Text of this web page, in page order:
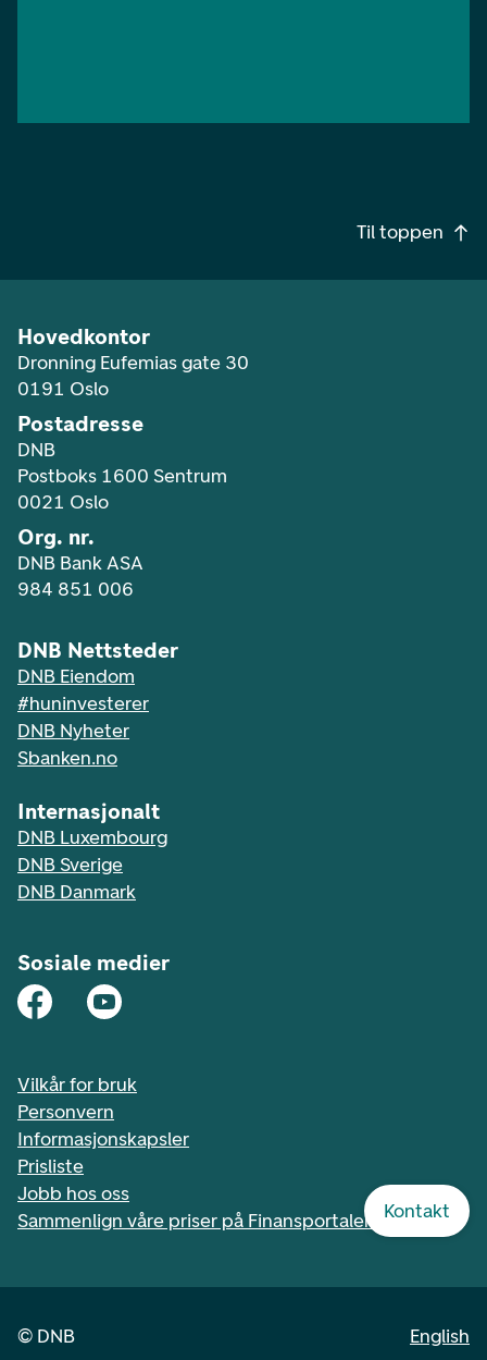
Kontakt
Til toppen
Hovedkontor
Dronning Eufemias gate 30
0191 Oslo
Postadresse
DNB
Postboks 1600 Sentrum
0021 Oslo
Org. nr.
DNB Bank ASA
984 851 006
DNB Nettsteder
DNB Eiendom
#huninvesterer
DNB Nyheter
Sbanken.no
Internasjonalt
DNB Luxembourg
DNB Sverige
DNB Danmark
Sosiale medier
Vilkår for bruk
Personvern
Informasjonskapsler
Prisliste
Jobb hos oss
Sammenlign våre priser på Finansportalen.no
© DNB English